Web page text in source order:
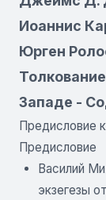
Иоаннис
Юрген
Западе -
Предисловие
Предисловие
Василий
экзегезы